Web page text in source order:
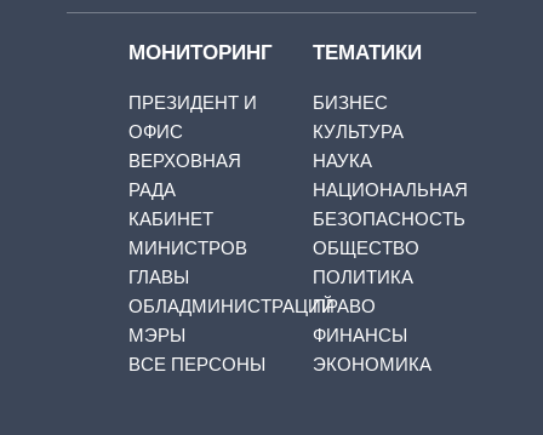
МОНИТОРИНГ
ПРЕЗИДЕНТ И
ОФИС
ВЕРХОВНАЯ
РАДА
КАБИНЕТ
МИНИСТРОВ
ГЛАВЫ
ОБЛАДМИНИСТРАЦИЙ
МЭРЫ
ВСЕ ПЕРСОНЫ
ТЕМАТИКИ
БИЗНЕС
КУЛЬТУРА
НАУКА
НАЦИОНАЛЬНАЯ
БЕЗОПАСНОСТЬ
ОБЩЕСТВО
ПОЛИТИКА
ПРАВО
ФИНАНСЫ
ЭКОНОМИКА